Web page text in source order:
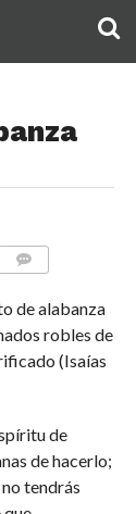
de alabanza
robles de
(Isaías
de
de hacerlo;
tendrás